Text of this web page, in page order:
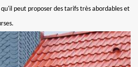
peut proposer des tarifs très abordables et